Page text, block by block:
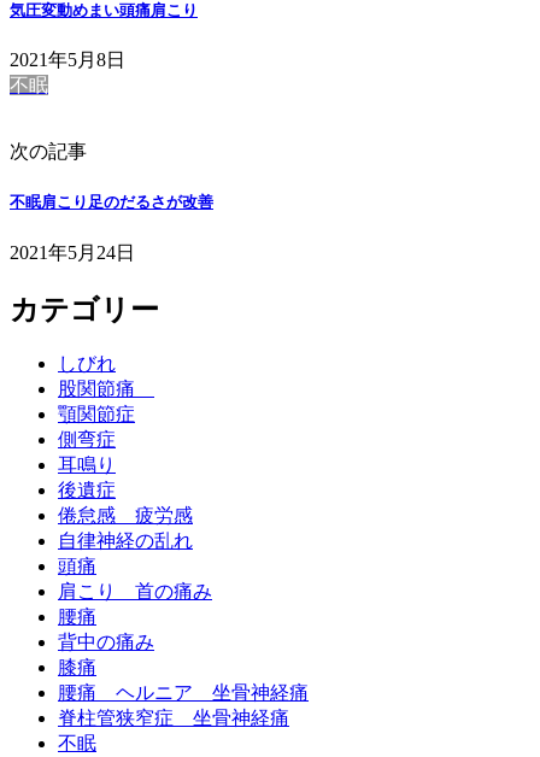
気圧変動めまい頭痛肩こり
2021年5月8日
不眠
次の記事
不眠肩こり足のだるさが改善
2021年5月24日
カテゴリー
しびれ
股関節痛
顎関節症
側弯症
耳鳴り
後遺症
倦怠感 疲労感
自律神経の乱れ
頭痛
肩こり 首の痛み
腰痛
背中の痛み
膝痛
腰痛 ヘルニア 坐骨神経痛
脊柱管狭窄症 坐骨神経痛
不眠